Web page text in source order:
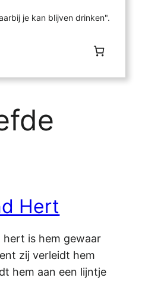
je kan blijven drinken".
Hert
hert is hem gewaar
zij verleidt hem
hem aan een lijntje